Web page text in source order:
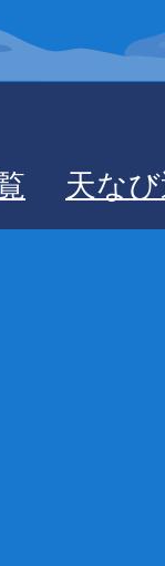
天な